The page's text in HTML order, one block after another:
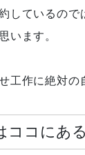
しているの
います。
工作に絶対
ココにあ